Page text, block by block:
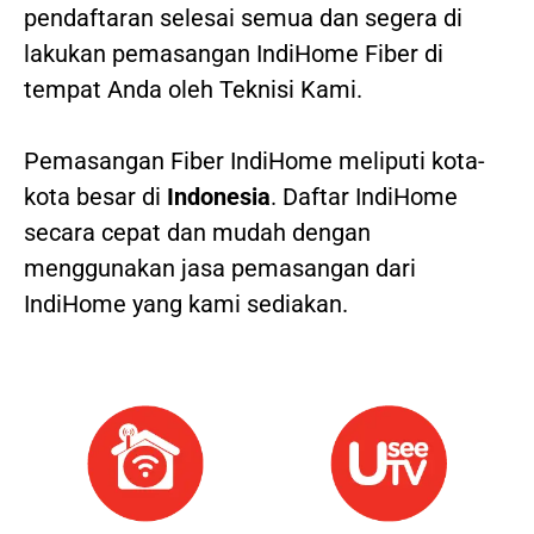
pendaftaran selesai semua dan segera di
lakukan pemasangan IndiHome Fiber di
tempat Anda oleh Teknisi Kami.
Pemasangan Fiber IndiHome meliputi kota-
kota besar di Indonesia. Daftar IndiHome
secara cepat dan mudah dengan
menggunakan jasa pemasangan dari
IndiHome yang kami sediakan.